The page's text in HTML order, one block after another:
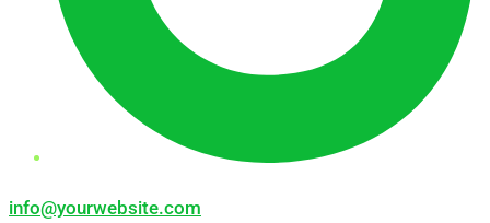
info@yourwebsite.com